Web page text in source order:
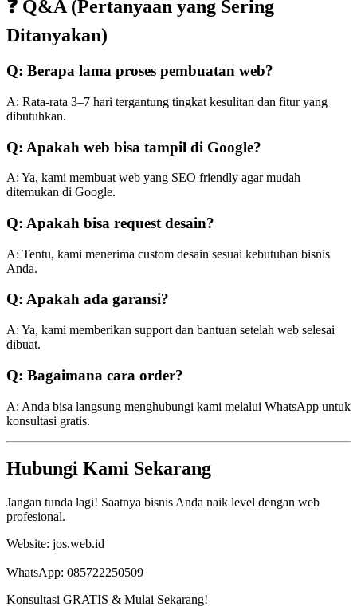
❓ Q&A (Pertanyaan yang Sering
Ditanyakan)
Q: Berapa lama proses pembuatan web?
A: Rata-rata 3–7 hari tergantung tingkat kesulitan dan fitur yang
dibutuhkan.
Q: Apakah web bisa tampil di Google?
A: Ya, kami membuat web yang SEO friendly agar mudah
ditemukan di Google.
Q: Apakah bisa request desain?
A: Tentu, kami menerima custom desain sesuai kebutuhan bisnis
Anda.
Q: Apakah ada garansi?
A: Ya, kami memberikan support dan bantuan setelah web selesai
dibuat.
Q: Bagaimana cara order?
A: Anda bisa langsung menghubungi kami melalui WhatsApp untuk
konsultasi gratis.
Hubungi Kami Sekarang
Jangan tunda lagi! Saatnya bisnis Anda naik level dengan web
profesional.
Website: jos.web.id
WhatsApp: 085722250509
Konsultasi GRATIS & Mulai Sekarang!